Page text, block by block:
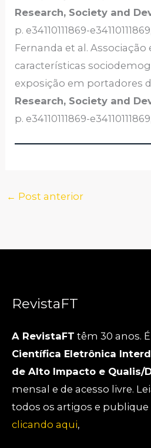
Research, Society and
p. e34110111869-
Fernanda et al. Associação
características
exposição em portadores
Research, Society and
p. e34110111869-
← Post anterior
RevistaFT
A RevistaFT têm 30 anos.
Científica Eletrônica
de Alto Impacto e Qualis/
mensal e de acesso livre.
todos os artigos e
clicando aqui,